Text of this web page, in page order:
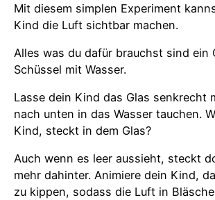
Mit diesem simplen Experiment
Kind die Luft sichtbar machen.
Alles was du dafür brauchst sind ein
Schüssel mit Wasser.
Lasse dein Kind das Glas senkrecht
nach unten in das Wasser tauchen.
Kind, steckt in dem Glas?
Auch wenn es leer aussieht, steckt
mehr dahinter. Animiere dein Kind,
zu kippen, sodass die Luft in